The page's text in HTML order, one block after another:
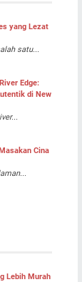
yang Lezat
satu...
Edge:
di New
Cina
Lebih Murah